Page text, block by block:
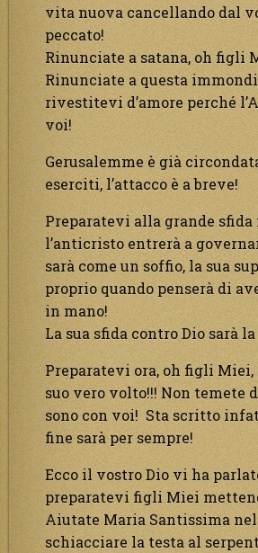
vita nuova cancellando dal
peccato!
Rinunciate a satana, oh figli
Rinunciate a questa
rivestitevi d’amore perché
voi!
Gerusalemme è già
eserciti, l’attacco è a breve!
Preparatevi alla grande sfida
l’anticristo entrerà a
sarà come un soffio, la sua
proprio quando penserà di
in mano!
La sua sfida contro Dio sarà
Preparatevi ora, oh figli Miei,
suo vero volto!!! Non temete
sono con voi! Sta scritto
fine sarà per sempre!
Ecco il vostro Dio vi ha
preparatevi figli Miei
Aiutate Maria Santissima
schiacciare la testa al